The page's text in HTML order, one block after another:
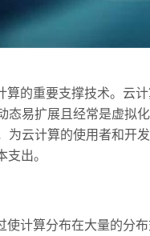
算的重要支撑技术。云
态易扩展且经常是虚拟
为云计算的使用者和开
支出。
使计算分布在大量的分